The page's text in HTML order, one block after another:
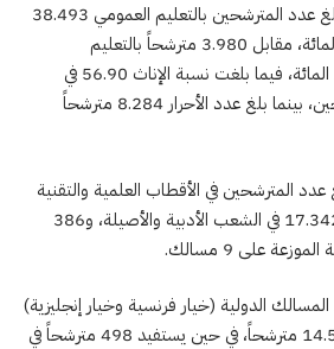
وحسب المعطيات ذاتها، بلغ عدد المترشحين بالتعليم العمومي 38.493
مترشحاً بنسبة 75.84 في المائة، مقابل 3.980 مترشحاً بالتعليم
الخصوصي بنسبة 7.84 في المائة، فيما بلغت نسبة الإناث 56.90 في
المائة من مجموع المترشحين، بينما بلغ عدد الأحرار 8.284 مترشحاً
المترشحين في الأقطاب العلمية والتقنية
33.029 مترشحاً، مقابل 17.342 في الشعب الأدبية والأصيلة، و386
على 9 مسالك.
الدولية (خيار فرنسية وخيار إنجليزية)
ومسار رياضة ودراسة 14.567 مترشحاً، في حين يستفيد 498 مترشحاً في